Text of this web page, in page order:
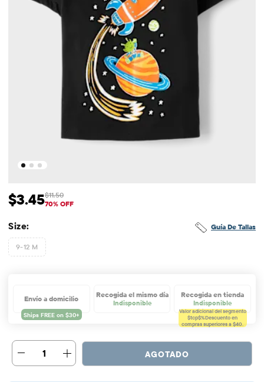
Precio de venta: $3.45
$3.45 Precio original: $11.5
$11.50
70% OFF
Guía De Tallas
Size:
9-12 M
Envío a domicilio Recogida el mismo día
Indisponible
Recogida en tienda
Indisponible
Valor adicional del segmento
$tcp$%Descuento en
compras superiores a $40.
1 AGOTADO